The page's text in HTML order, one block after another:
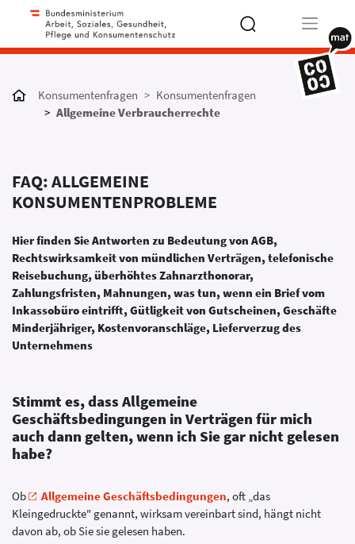
more
characters
Konsumentenfragen
Konsumentenfragen
Allgemeine Verbraucherrechte
FAQ: ALLGEMEINE
KONSUMENTENPROBLEME
Hier finden Sie Antworten zu Bedeutung von AGB,
Rechtswirksamkeit von mündlichen Verträgen, telefonische
Reisebuchung, überhöhtes Zahnarzthonorar,
Zahlungsfristen, Mahnungen, was tun, wenn ein Brief vom
Inkassobüro eintrifft, Gütligkeit von Gutscheinen, Geschäfte
Minderjähriger, Kostenvoranschläge, Lieferverzug des
Unternehmens
Stimmt es, dass Allgemeine
Geschäftsbedingungen in Verträgen für mich
auch dann gelten, wenn ich Sie gar nicht gelesen
habe?
Ob Allgemeine Geschäftsbedingungen, oft „das
Kleingedruckte" genannt, wirksam vereinbart sind, hängt nicht
davon ab, ob Sie sie gelesen haben.